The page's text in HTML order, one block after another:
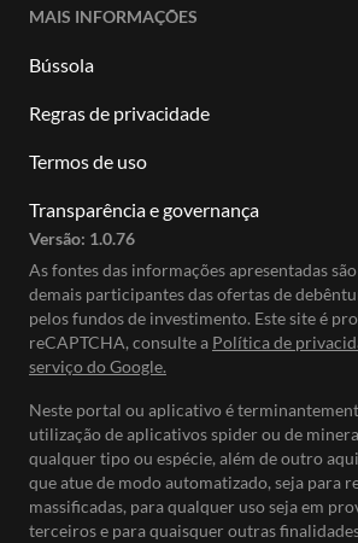
MAIS INFORMAÇÕES
Bússola
Regras de privacidade
Termos de uso
Transparência e governança
Versão: 1.0.76
As fontes das informações apresentadas
demais participantes das ofertas de
pelos fundos de investimento. Este site é
reCAPTCHA, consulte a Política de
serviço do Google.
Neste portal ou aplicativo é
utilização de aplicativos spider ou de
qualquer tipo ou espécie, além de outro
que atue de modo automatizado, seja para
massificadas, para qualquer uso seja em
terceiros e para quaisquer outras